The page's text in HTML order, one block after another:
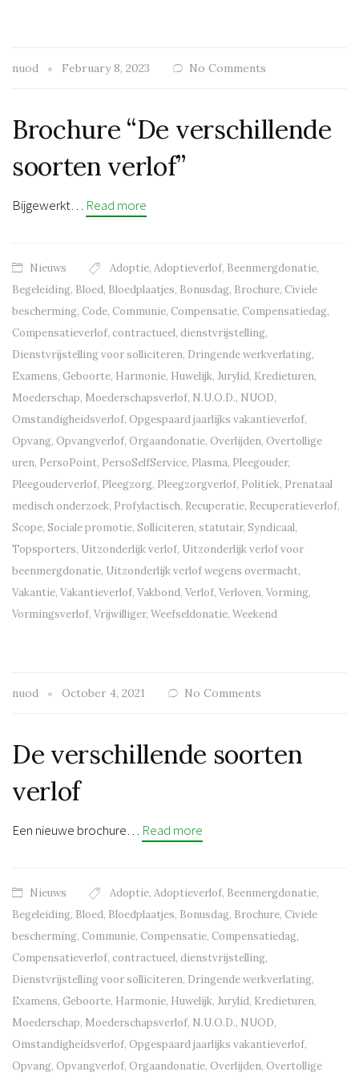
nuod February 8, 2023 No Comments
Brochure “De verschillende
soorten verlof”
Bijgewerkt… Read more
Nieuws Adoptie, Adoptieverlof, Beenmergdonatie,
Begeleiding, Bloed, Bloedplaatjes, Bonusdag, Brochure, Civiele
bescherming, Code, Communie, Compensatie, Compensatiedag,
Compensatieverlof, contractueel, dienstvrijstelling,
Dienstvrijstelling voor solliciteren, Dringende werkverlating,
Examens, Geboorte, Harmonie, Huwelijk, Jurylid, Kredieturen,
Moederschap, Moederschapsverlof, N.U.O.D., NUOD,
Omstandigheidsverlof, Opgespaard jaarlijks vakantieverlof,
Opvang, Opvangverlof, Orgaandonatie, Overlijden, Overtollige
uren, PersoPoint, PersoSelfService, Plasma, Pleegouder,
Pleegouderverlof, Pleegzorg, Pleegzorgverlof, Politiek, Prenataal
medisch onderzoek, Profylactisch, Recuperatie, Recuperatieverlof,
Scope, Sociale promotie, Solliciteren, statutair, Syndicaal,
Topsporters, Uitzonderlijk verlof, Uitzonderlijk verlof voor
beenmergdonatie, Uitzonderlijk verlof wegens overmacht,
Vakantie, Vakantieverlof, Vakbond, Verlof, Verloven, Vorming,
Vormingsverlof, Vrijwilliger, Weefseldonatie, Weekend
nuod October 4, 2021 No Comments
De verschillende soorten
verlof
Een nieuwe brochure… Read more
Nieuws Adoptie, Adoptieverlof, Beenmergdonatie,
Begeleiding, Bloed, Bloedplaatjes, Bonusdag, Brochure, Civiele
bescherming, Communie, Compensatie, Compensatiedag,
Compensatieverlof, contractueel, dienstvrijstelling,
Dienstvrijstelling voor solliciteren, Dringende werkverlating,
Examens, Geboorte, Harmonie, Huwelijk, Jurylid, Kredieturen,
Moederschap, Moederschapsverlof, N.U.O.D., NUOD,
Omstandigheidsverlof, Opgespaard jaarlijks vakantieverlof,
Opvang, Opvangverlof, Orgaandonatie, Overlijden, Overtollige